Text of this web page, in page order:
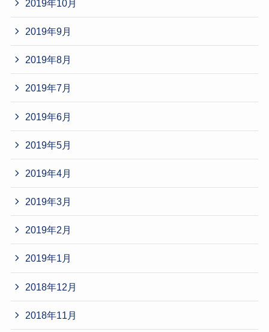
2019年10月
2019年9月
2019年8月
2019年7月
2019年6月
2019年5月
2019年4月
2019年3月
2019年2月
2019年1月
2018年12月
2018年11月